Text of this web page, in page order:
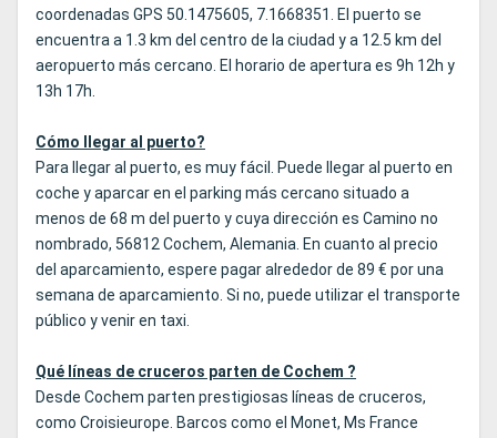
coordenadas GPS 50.1475605, 7.1668351. El puerto se
encuentra a 1.3 km del centro de la ciudad y a 12.5 km del
aeropuerto más cercano. El horario de apertura es 9h 12h y
13h 17h.
Cómo llegar al puerto?
Para llegar al puerto, es muy fácil. Puede llegar al puerto en
coche y aparcar en el parking más cercano situado a
menos de 68 m del puerto y cuya dirección es Camino no
nombrado, 56812 Cochem, Alemania. En cuanto al precio
del aparcamiento, espere pagar alrededor de 89 € por una
semana de aparcamiento. Si no, puede utilizar el transporte
público y venir en taxi.
Qué líneas de cruceros parten de Cochem ?
Desde Cochem parten prestigiosas líneas de cruceros,
como Croisieurope. Barcos como el Monet, Ms France